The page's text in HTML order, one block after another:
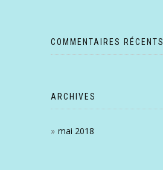
COMMENTAIRES RÉCENTS
ARCHIVES
mai 2018